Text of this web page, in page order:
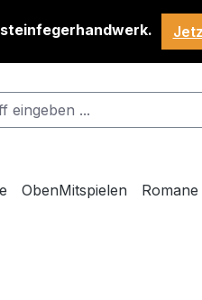
ObenMitspielen